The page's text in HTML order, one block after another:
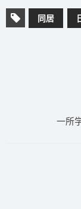
同居
一所